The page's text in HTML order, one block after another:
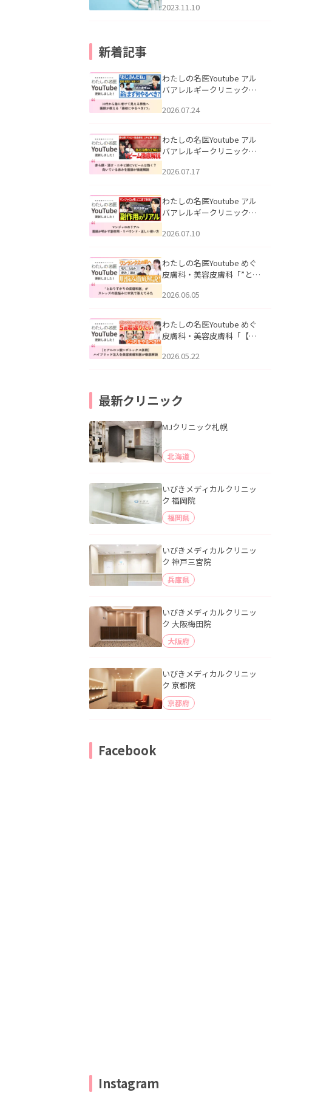
2023.11.10
新着記事
わたしの名医Youtube アル
バアレルギークリニック札
える男性へ｜医師が教える
公開いたしました。
2026.07.24
わたしの名医Youtube アル
バアレルギークリニック札
跡にVビームは効く？向いて
説」を公開いたしました。
2026.07.17
わたしの名医Youtube アル
バアレルギークリニック札
医師が明かす副作用・リバ
公開いたしました。
2026.07.10
わたしの名医Youtube めぐ
皮膚科・美容皮膚科「”とお
ッズの肌悩みに本気で答え
た。
2026.06.05
わたしの名医Youtube めぐ
皮膚科・美容皮膚科「【ヒ
用】ハイブリッド注入を美
2026.05.22
最新クリニック
MJクリニック札幌
北海道
いびきメディカルクリニッ
ク 福岡院
福岡県
いびきメディカルクリニッ
ク 神戸三宮院
兵庫県
いびきメディカルクリニッ
ク 大阪梅田院
大阪府
いびきメディカルクリニッ
ク 京都院
京都府
Facebook
Instagram